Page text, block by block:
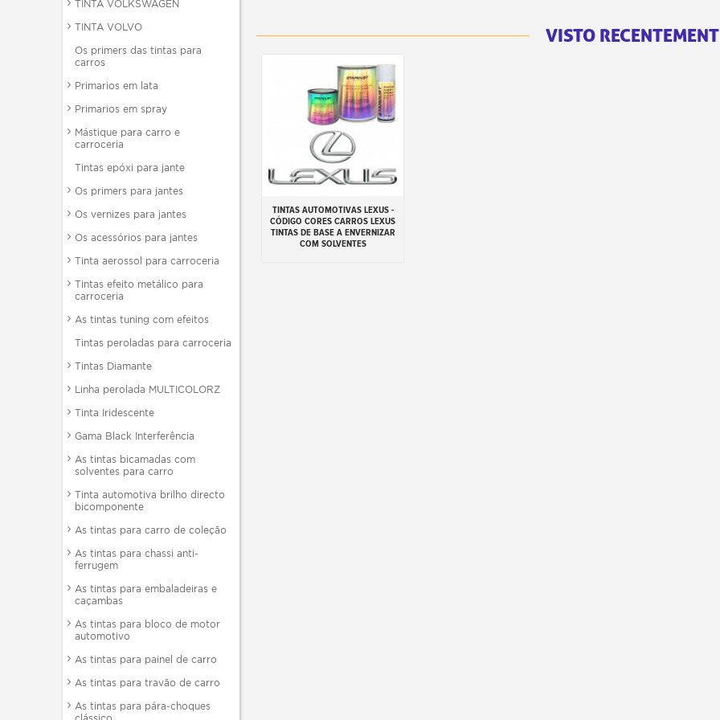
TINTA VOLKSWAGEN
TINTA VOLVO
Os primers das tintas para
carros
Primarios em lata
Primarios em spray
Mástique para carro e
carroceria
Tintas epóxi para jante
Os primers para jantes
Os vernizes para jantes
Os acessórios para jantes
Tinta aerossol para carroceria
Tintas efeito metálico para
carroceria
As tintas tuning com efeitos
Tintas peroladas para carroceria
Tintas Diamante
Linha perolada MULTICOLORZ
Tinta Iridescente
Gama Black Interferência
As tintas bicamadas com
solventes para carro
Tinta automotiva brilho directo
bicomponente
As tintas para carro de coleção
As tintas para chassi anti-
ferrugem
As tintas para embaladeiras e
caçambas
As tintas para bloco de motor
automotivo
As tintas para painel de carro
As tintas para travão de carro
As tintas para pára-choques
VISTO
Adicionar ao carrinho
TINTAS AUTOMOTIVAS LEXUS -
CÓDIGO CORES CARROS LEXUS
TINTAS DE BASE A ENVERNIZAR
COM SOLVENTES